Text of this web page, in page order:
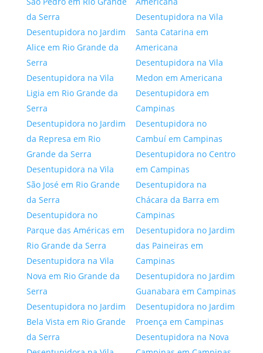
da Serra
Desentupidora no Jardim
Alice em Rio Grande da
Serra
Desentupidora na Vila
Ligia em Rio Grande da
Serra
Desentupidora no Jardim
da Represa em Rio
Grande da Serra
Desentupidora na Vila
São José em Rio Grande
da Serra
Desentupidora no
Parque das Américas em
Rio Grande da Serra
Desentupidora na Vila
Nova em Rio Grande da
Serra
Desentupidora no Jardim
Bela Vista em Rio Grande
da Serra
Desentupidora na Vila
Santa Catarina em
Americana
Desentupidora na Vila
Medon em Americana
Desentupidora em
Campinas
Desentupidora no
Cambuí em Campinas
Desentupidora no Centro
em Campinas
Desentupidora na
Chácara da Barra em
Campinas
Desentupidora no Jardim
das Paineiras em
Campinas
Desentupidora no Jardim
Guanabara em Campinas
Desentupidora no Jardim
Proença em Campinas
Desentupidora na Nova